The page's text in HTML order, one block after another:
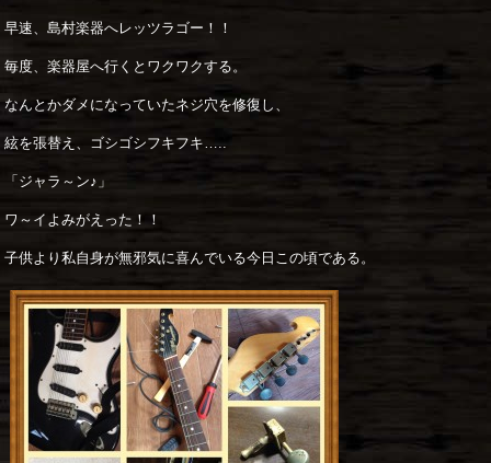
早速、島村楽器へレッツラゴー！！
毎度、楽器屋へ行くとワクワクする。
なんとかダメになっていたネジ穴を修復し、
絃を張替え、ゴシゴシフキフキ…..
「ジャラ～ン♪」
ワ～イよみがえった！！
子供より私自身が無邪気に喜んでいる今日この頃である。